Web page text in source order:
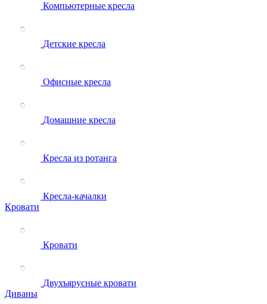
Компьютерные кресла
Детские кресла
Офисные кресла
Домашние кресла
Кресла из ротанга
Кресла-качалки
Кровати
Кровати
Двухъярусные кровати
Диваны